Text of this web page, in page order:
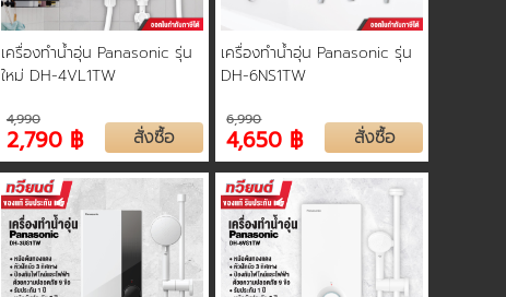
เครื่องทำน้ำอุ่น Panasonic รุ่น
ใหม่ DH-4VL1TW
4,990
2,790 ฿ สั่งซื้อ
เครื่องทำน้ำอุ่น Panasonic รุ่น
DH-6NS1TW
6,990
4,650 ฿ สั่งซื้อ